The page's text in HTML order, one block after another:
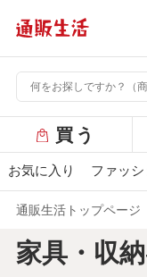
ー
バ
買う
お気に入り ファッシ
通販生活トップページ
家具・収